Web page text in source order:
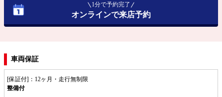
1分で予約完了
オンラインで来店予約
車両保証
[保証付]：12ヶ月・走行無制限
整備付